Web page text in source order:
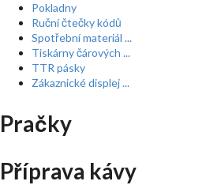
Pokladny
Ruční čtečky kódů
Spotřební materiál ...
Tiskárny čárových ...
TTR pásky
Zákaznické displej ...
Pračky
Příprava kávy